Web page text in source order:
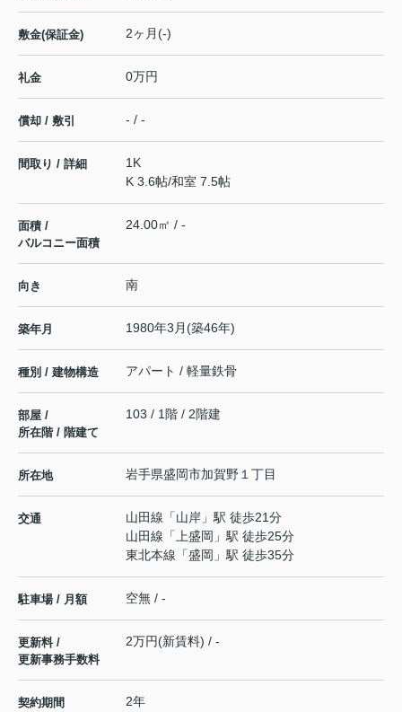
敷金(保証金) 2ヶ月(-)
礼金 0万円
償却 / 敷引 - / -
間取り / 詳細
1K
K 3.6帖/和室 7.5帖
面積 /
バルコニー面積
24.00㎡ / -
向き 南
築年月 1980年3月(築46年)
種別 / 建物構造 アパート / 軽量鉄骨
部屋 /
所在階 / 階建て
103 / 1階 / 2階建
所在地 岩手県盛岡市加賀野 １丁目
交通 山田線 「山岸 」駅 徒歩21分
山田線 「 上盛岡 」駅 徒歩25分
東北本線 「盛岡 」駅 徒歩35分
駐車場 / 月額 空無 / -
更新料 /
更新事務手数料
2万円(新賃料) / -
契約期間 2年